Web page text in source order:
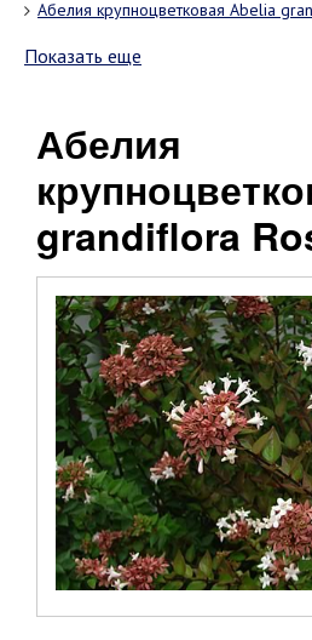
Абелия крупноцветковая Abelia
Показать еще
Абелия
grandiflora